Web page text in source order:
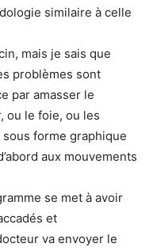
similaire à celle
mais je sais que
problèmes sont
par amasser le
ou le foie, ou les
forme graphique
aux mouvements
se met à avoir
et
va envoyer le